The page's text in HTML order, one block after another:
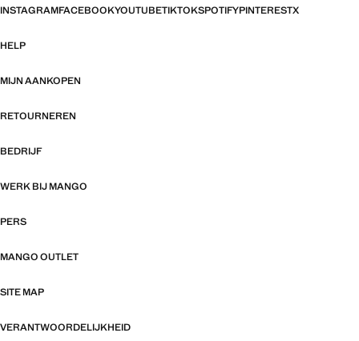
INSTAGRAMFACEBOOKYOUTUBETIKTOKSPOTIFYPINTERESTX
HELP
MIJN AANKOPEN
RETOURNEREN
BEDRIJF
WERK BIJ MANGO
PERS
MANGO OUTLET
SITE MAP
VERANTWOORDELIJKHEID